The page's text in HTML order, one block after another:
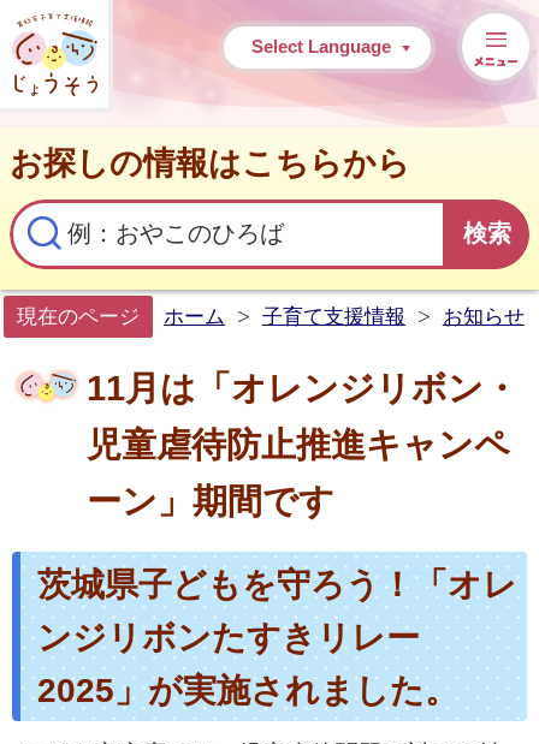
常総市子育て支援情報
Select Language
お探しの情報はこちらから
現在のページ ホーム 子育て支援情報 お知らせ
11月は「オレンジリボン・
児童虐待防止推進キャンペ
ーン」期間です
茨城県子どもを守ろう！「オレ
ンジリボンたすきリレー
2025」が実施されました。